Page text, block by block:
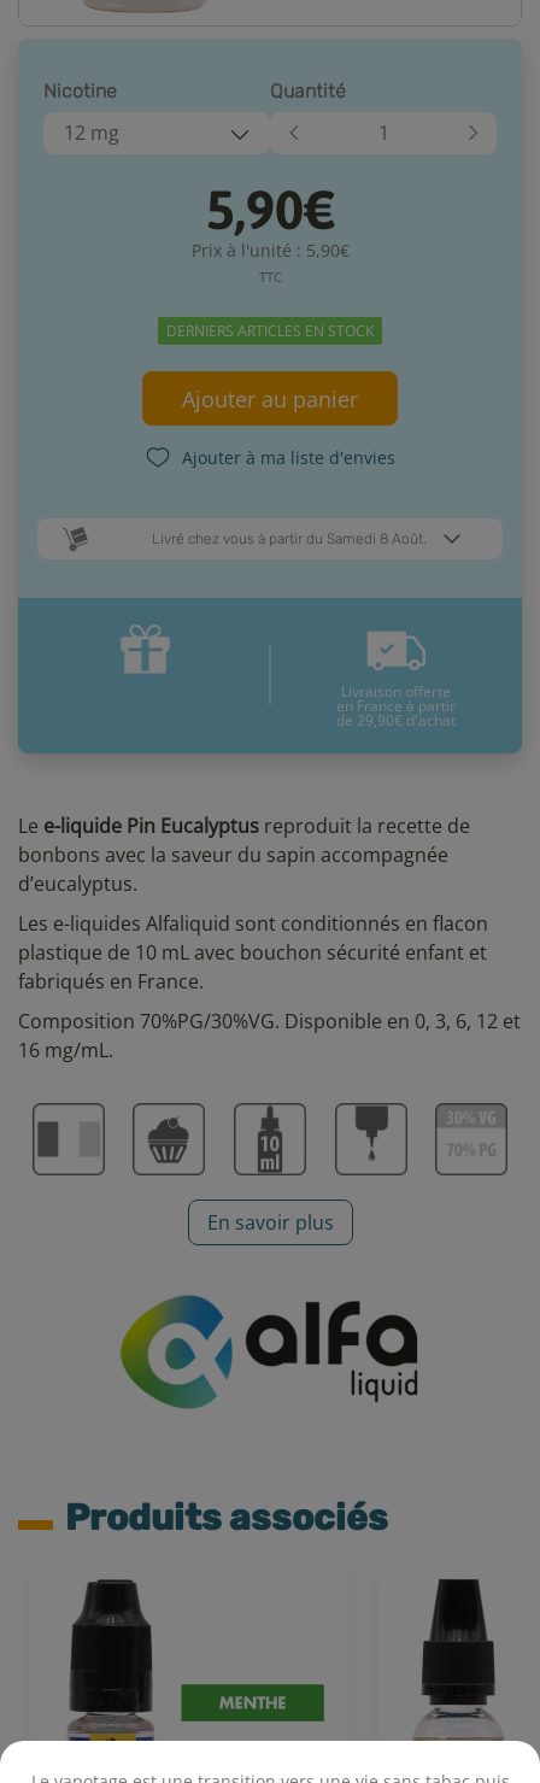
Le e-liquide Pin Eucalyptus reproduit la recette de
bonbons avec la saveur du sapin accompagnée
d’eucalyptus.
Les e-liquides Alfaliquid sont conditionnés en flacon
plastique de 10 mL avec bouchon sécurité enfant et
fabriqués en France.
Composition 70%PG/30%VG. Disponible en 0, 3, 6, 12 et
16 mg/mL.
En savoir plus
Nicotine
12 mg
Quantité
5,90€
Prix à l'unité : 5,90€
TTC
DERNIERS ARTICLES EN STOCK
Ajouter au panier
Ajouter à ma liste d'envies
Livré chez vous à partir du Samedi 8 Août.
Mardi 11 Août Samedi 8 Août
* Pour une livraison en France métropolitaine+ d'infos
Livraison offerte
en France à partir
de 29,90€ d'achat
Produits associés